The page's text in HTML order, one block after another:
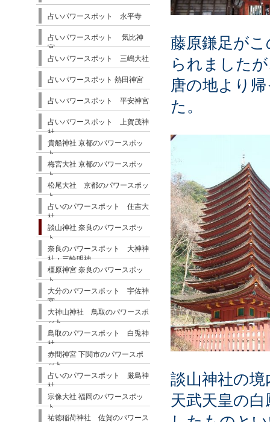
藤原鎌足が
られました
唐の地より
た。
談山神社の
天武天皇の
占いパワースポット 永平寺
占いパワースポット 気比神
宮
占いパワースポット 三嶋大社
占いパワースポット 熱田神宮
占いパワースポット 平安神宮
占いパワースポット 上賀茂神
社
貴船神社 京都のパワースポッ
ト
梅宮大社 京都のパワースポッ
ト
松尾大社 京都のパワースポッ
ト
占いのパワースポット 住吉大
社
談山神社 奈良のパワースポッ
ト
奈良のパワースポット 大神神
社・三輪明神
橿原神宮 奈良のパワースポッ
ト
大分のパワースポット 宇佐神
宮
大神山神社 鳥取のパワースポ
ット
鳥取のパワースポット 白兎神
社
赤間神宮 下関市のパワースポ
ット
占いのパワースポット 厳島神
社
宗像大社 福岡のパワースポッ
ト
祐徳稲荷神社 佐賀のパワース